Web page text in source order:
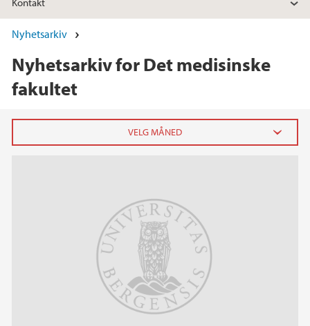
Nyhetsarkiv
Nyhetsarkiv for Det medisinske
fakultet
mai (4)
april (5)
mars (3)
februar (6)
januar (12)
2025